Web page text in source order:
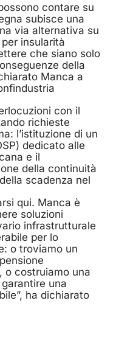
contare su
subisce una
via alternativa su
insularità
che siano solo
della
Manca a
con il
richieste
l’istituzione di un
dedicato alle
e il
della continuità
scadenza nel
qui. Manca è
soluzioni
infrastrutturale
per lo
o troviamo un
o costruiamo una
una
ha dichiarato